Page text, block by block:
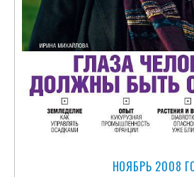
НОЯБРЬ 2008